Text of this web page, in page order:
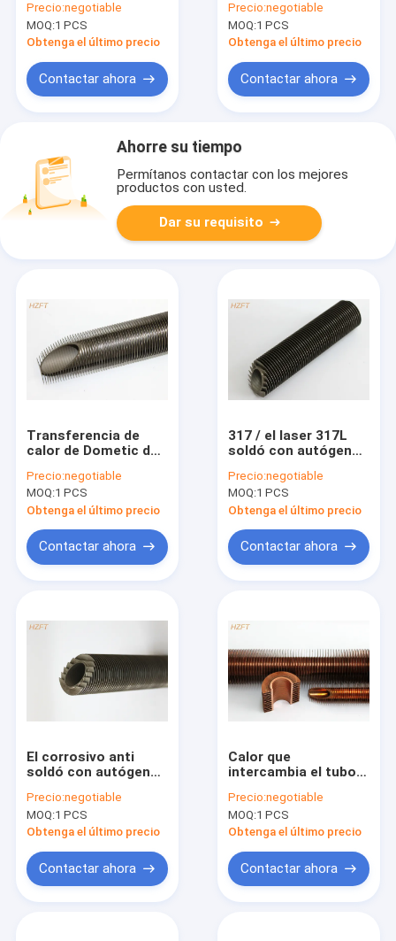
torre de
enfriamiento, tubo
de aleta del titanio
Precio:negotiable
MOQ:1 PCS
Obtenga el último precio
Contactar ahora
inoxidable para el
refrigerador del
humo en plantas de
calor
Precio:negotiable
MOQ:1 PCS
Obtenga el último precio
Contactar ahora
Ahorre su tiempo
Permítanos contactar con los mejores
productos con usted.
Dar su requisito
Transferencia de
calor de Dometic del
con autógena
secundario de la
calefacción por
agua/del tubo
aletado
Precio:negotiable
MOQ:1 PCS
Obtenga el último precio
Contactar ahora
317 / el laser 317L
soldó con autógena
el enfriamiento del
gas de Furances
industrial
Precio:negotiable
MOQ:1 PCS
Obtenga el último precio
Contactar ahora
El corrosivo anti
soldó con autógena
inoxidable de los
tubos aletados para
los cambiadores de
Precio:negotiable
MOQ:1 PCS
Obtenga el último precio
Contactar ahora
Calor que
intercambia el tubo
cobre por proceso de
extrudado
Precio:negotiable
MOQ:1 PCS
Obtenga el último precio
Contactar ahora